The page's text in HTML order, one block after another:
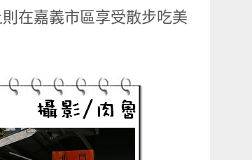
在嘉義市區享受散步吃美